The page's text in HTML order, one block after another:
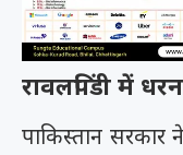
रावलपिंडी में
पाकिस्तान